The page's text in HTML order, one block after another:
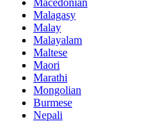
Malagasy
Malay
Malayalam
Maltese
Maori
Marathi
Mongolian
Burmese
Nepali